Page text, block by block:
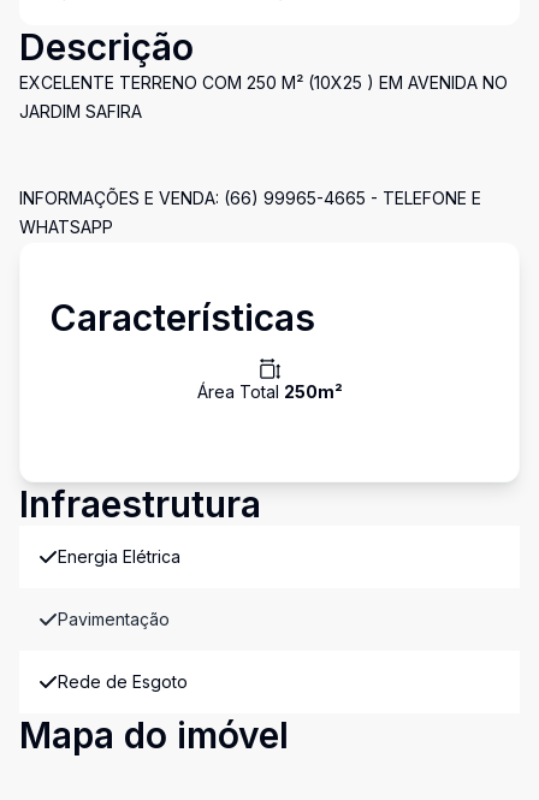
Descrição
EXCELENTE TERRENO COM 250 M² (10X25 ) EM AVENIDA NO
JARDIM SAFIRA
INFORMAÇÕES E VENDA: (66) 99965-4665 - TELEFONE E
WHATSAPP
Características
Área Total 250m²
Infraestrutura
Energia Elétrica
Pavimentação
Rede de Esgoto
Mapa do imóvel